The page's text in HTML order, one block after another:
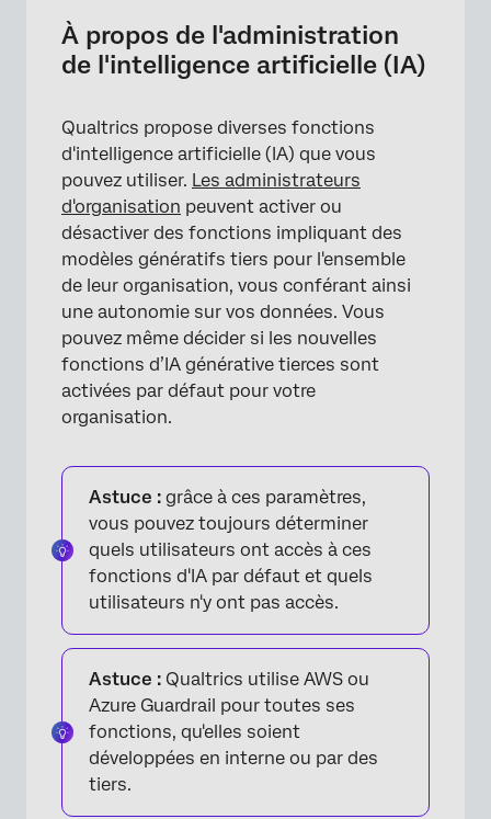
Modification des paramètres d'IA tierce de
votre organisation
Liste des fonctions d'IA générative de tiers
Liste des fonctions d'IA générative de
première partie
Liste des fonctions d'IA et de ML non
génératives de première main
Liste des extensions tierces
FAQs
À propos de l'administration
de l'intelligence artificielle (IA)
Qualtrics propose diverses fonctions
d'intelligence artificielle (IA) que vous
pouvez utiliser. Les administrateurs
d'organisation peuvent activer ou
désactiver des fonctions impliquant des
modèles génératifs tiers pour l'ensemble
de leur organisation, vous conférant ainsi
une autonomie sur vos données. Vous
pouvez même décider si les nouvelles
fonctions d’IA générative tierces sont
activées par défaut pour votre
organisation.
Astuce : grâce à ces paramètres,
vous pouvez toujours déterminer
quels utilisateurs ont accès à ces
fonctions d'IA par défaut et quels
utilisateurs n'y ont pas accès.
Astuce : Qualtrics utilise AWS ou
Azure Guardrail pour toutes ses
fonctions, qu'elles soient
développées en interne ou par des
tiers.